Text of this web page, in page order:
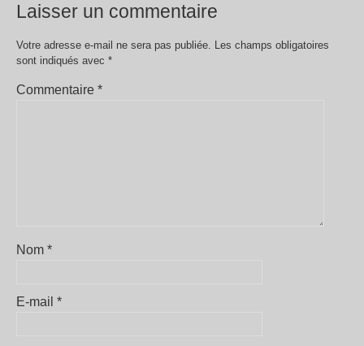
Laisser un commentaire
Votre adresse e-mail ne sera pas publiée. Les champs obligatoires
sont indiqués avec *
Commentaire *
Nom *
E-mail *